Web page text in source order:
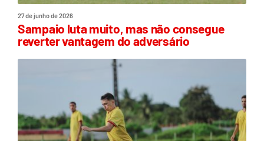
27 de junho de 2026
Sampaio luta muito, mas não consegue
reverter vantagem do adversário